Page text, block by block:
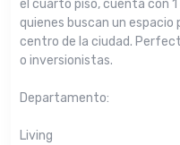
el cuarto piso, cuenta con
quienes buscan un
centro de la ciudad.
o inversionistas.
Departamento:
Living